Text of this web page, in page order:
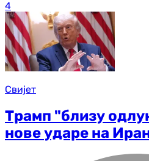
4
Свијет
Трамп "близу
нове ударе на